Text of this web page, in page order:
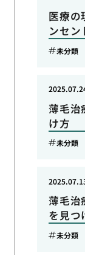
医療の
ンセン
未分類
薄毛治
け方
未分類
薄毛治
を見つ
未分類